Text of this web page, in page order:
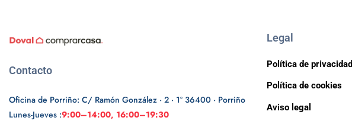
Contacto
Oficina de Porriño: C/ Ramón González · 2 · 1º 36400 · Porriño
Lunes-Jueves :9:00–14:00, 16:00–19:30
Legal
Política de privacidad
Política de cookies
Aviso legal